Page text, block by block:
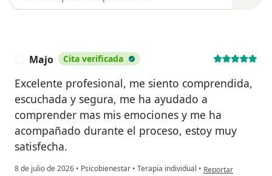
Majo Cita verificada
Excelente profesional, me siento comprendida,
escuchada y segura, me ha ayudado a
comprender mas mis emociones y me ha
acompañado durante el proceso, estoy muy
satisfecha.
8 de julio de 2026 • Psicobienestar • Terapia individual • en opinión del
Reportar